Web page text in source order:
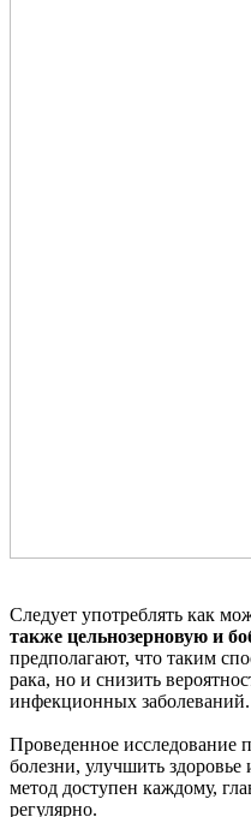
Следует употреблять как
также цельнозерновую и
предполагают, что таким
рака, но и снизить
инфекционных заболеваний.
Проведенное исследование
болезни, улучшить
метод доступен каждому,
регулярно.